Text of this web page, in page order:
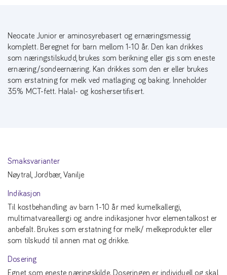
Neocate Junior er aminosyrebasert og ernæringsmessig
komplett. Beregnet for barn mellom 1-10 år. Den kan drikkes
som næringstilskudd, brukes som berikning eller gis som eneste
ernæring/sondeernæring. Kan drikkes som den er eller brukes
som erstatning for melk ved matlaging og baking. Inneholder
35% MCT-fett. Halal- og koshersertifisert.
Smaksvarianter
Nøytral, Jordbær, Vanilje
Indikasjon
Til kostbehandling av barn 1-10 år med kumelkallergi,
multimatvareallergi og andre indikasjoner hvor elementalkost er
anbefalt. Brukes som erstatning for melk/ melkeprodukter eller
som tilskudd til annen mat og drikke.
Dosering
Egnet som eneste næringskilde. Doseringen er individuell og skal